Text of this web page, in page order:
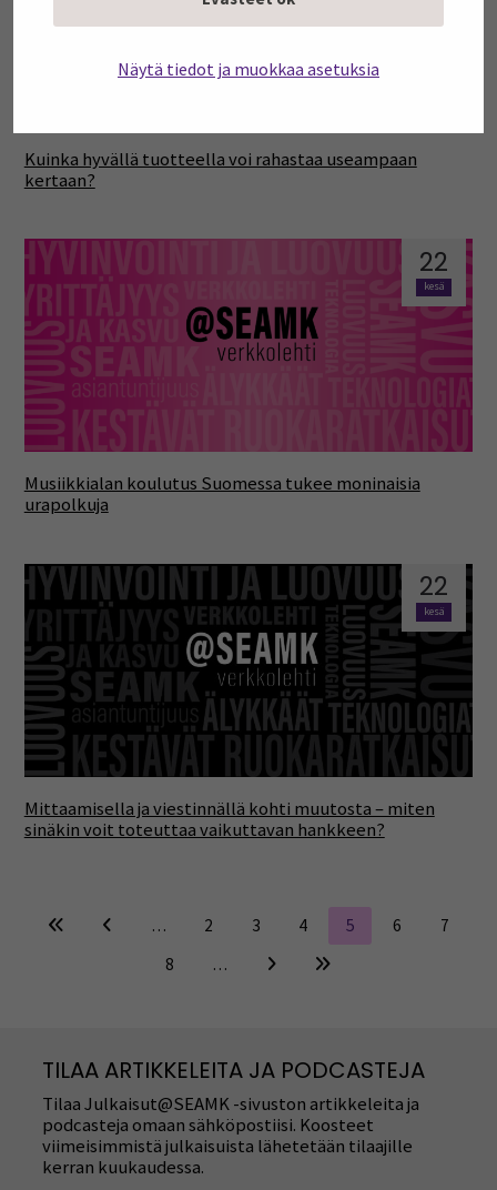
Näytä tiedot ja muokkaa asetuksia
Kuinka hyvällä tuotteella voi rahastaa useampaan
kertaan?
22
kesä
Musiikkialan koulutus Suomessa tukee moninaisia
urapolkuja
22
kesä
Mittaamisella ja viestinnällä kohti muutosta – miten
sinäkin voit toteuttaa vaikuttavan hankkeen?
… 2 3 4 5 6
7
8
…
TILAA ARTIKKELEITA JA PODCASTEJA
Tilaa Julkaisut@SEAMK -sivuston artikkeleita ja
podcasteja omaan sähköpostiisi. Koosteet
viimeisimmistä julkaisuista lähetetään tilaajille
kerran kuukaudessa.